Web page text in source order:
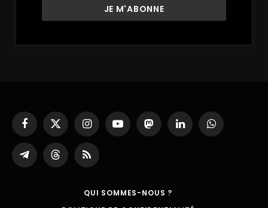
Facebook
X
(Twitter)
InstagramYouTubeMastodonLinkedInWhatsApp
Partager
sur
ThreadsRSS
QUI SOMMES-NOUS ?